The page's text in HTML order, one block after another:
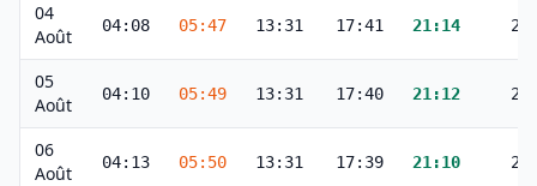
04
Août
04:08 05:47 13:31 17:41 21:14
05
Août
04:10 05:49 13:31 17:40 21:12
06
Août
04:13 05:50 13:31 17:39 21:10